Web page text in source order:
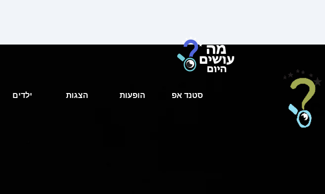
סטנד אפ הופעות הצגות ילדים